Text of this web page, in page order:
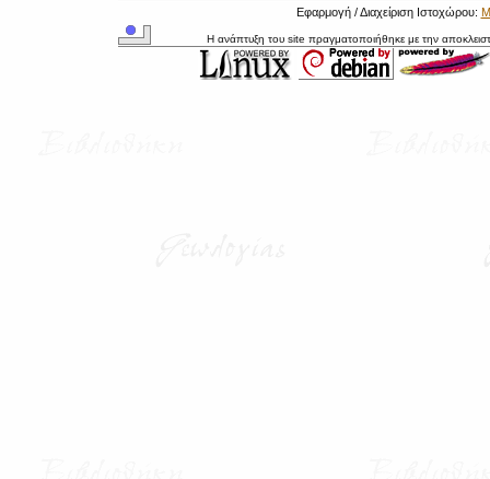
Εφαρμογή / Διαχείριση Ιστοχώρου:
Η ανάπτυξη του site πραγματοποιήθηκε με την